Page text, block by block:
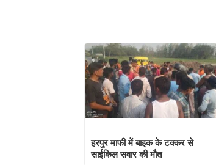
हरपुर माफी में बाइक के टक्कर से
साईकिल सवार की मौत